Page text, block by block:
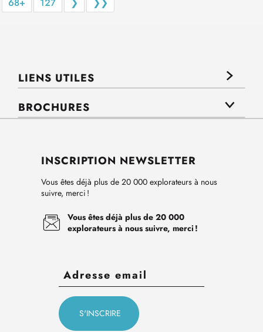
LIENS UTILES
BROCHURES
INSCRIPTION NEWSLETTER
Vous êtes déjà plus de 20 000 explorateurs à nous
suivre, merci !
Vous êtes déjà plus de 20 000
explorateurs à nous suivre, merci !